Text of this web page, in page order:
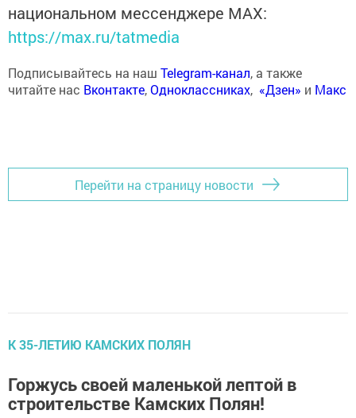
национальном мессенджере MАХ:
https://max.ru/tatmedia
Подписывайтесь на наш Telegram-канал, а также
читайте нас Вконтакте,Одноклассниках, «Дзен» и Макс
Перейти на страницу новости
К 35-ЛЕТИЮ КАМСКИХ ПОЛЯН
Горжусь своей маленькой лептой в
строительстве Камских Полян!